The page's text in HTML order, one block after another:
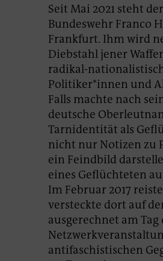
Seit Mai 2021 steht
Bundeswehr Franco
Frankfurt. Ihm wird
Diebstahl jener
radikal-
Politiker*innen und
Falls machte nach
deutsche
Tarnidentität als
nicht nur Notizen zu
ein Feindbild
eines Geflüchteten
Im Februar 2017
versteckte dort auf
ausgerechnet am
antifaschistischen